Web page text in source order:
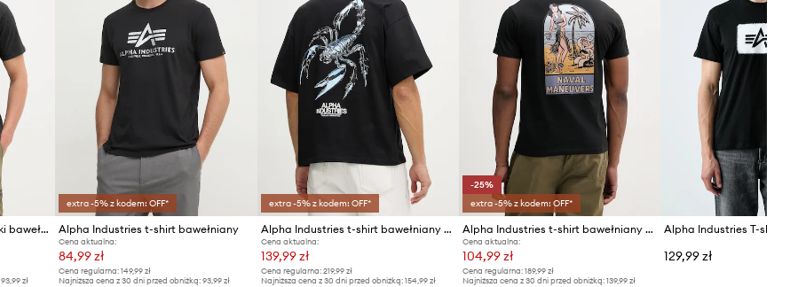
Alpha Industries t-shirt męski bawełniany US Scorpion Backprint
93,99 zł
extra -5% z kodem: OFF*
Alpha Industries t-shirt bawełniany
Cena aktualna:
84,99 zł
Cena regularna: 149,99 zł
Najniższa cena z 30 dni przed obniżką: 93,99 zł
extra -5% z kodem: OFF*
Alpha Industries t-shirt bawełniany Scorpion Cyborg
Cena aktualna:
139,99 zł
Cena regularna: 219,99 zł
Najniższa cena z 30 dni przed obniżką: 154,99 zł
-25%
extra -5% z kodem: OFF*
Alpha Industries t-shirt bawełniany Naval T BP
Cena aktualna:
104,99 zł
Cena regularna:189,99 zł
Najniższa cena z 30 dni przed obniżką:139,99 zł
129,99 zł